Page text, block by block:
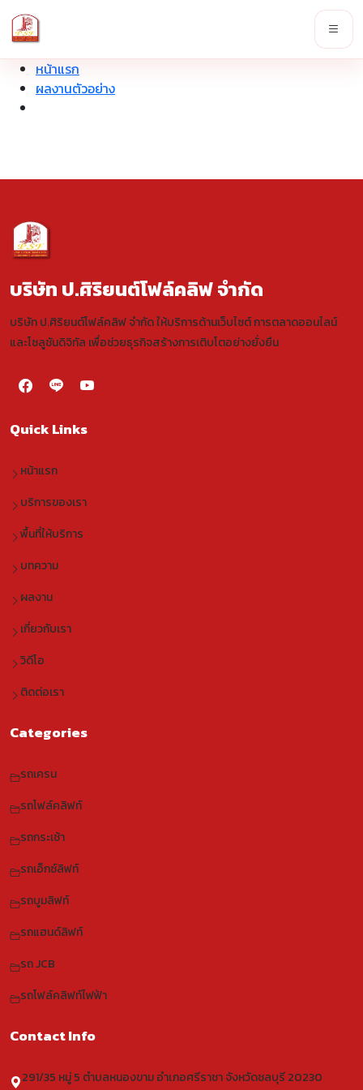
หน้าแรก
ผลงานตัวอย่าง
บริษัท ป.ศิริยนต์โฟล์คลิฟ จำกัด
บริษัท ป.ศิริยนต์โฟล์คลิฟ จำกัด ให้บริการด้านเว็บไซต์ การตลาดออนไลน์
และโซลูชันดิจิทัล เพื่อช่วยธุรกิจสร้างการเติบโตอย่างยั่งยืน
Quick Links
หน้าแรก
บริการของเรา
พื้นที่ให้บริการ
บทความ
ผลงาน
เกี่ยวกับเรา
วิดีโอ
ติดต่อเรา
Categories
รถเครน
รถโฟล์คลิฟท์
รถกระเช้า
รถเอ็กซ์ลิฟท์
รถบูมลิฟท์
รถแฮนด์ลิฟท์
รถ JCB
รถโฟล์คลิฟท์ไฟฟ้า
Contact Info
291/35 หมู่ 5 ตำบลหนองขาม อำเภอศรีราชา จังหวัดชลบุรี 20230